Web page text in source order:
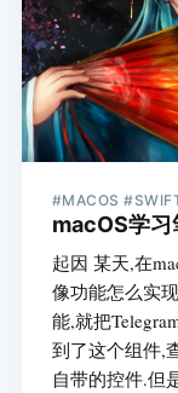
#MACOS
macOS学
起因 某天,在
像功能怎么实
能,就把
到了这个组件,
自带的控件.但